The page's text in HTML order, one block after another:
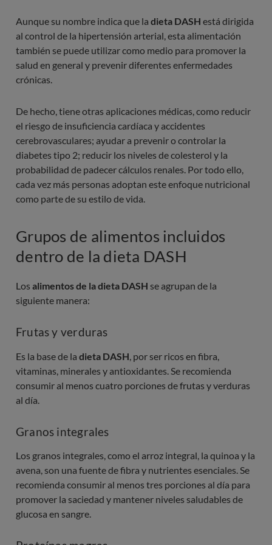
Aunque su nombre indica que la dieta DASH está dirigida
al control de la hipertensión arterial, esta alimentación
también se puede utilizar como medio para promover la
salud en general y prevenir diferentes enfermedades
crónicas.
De hecho, tiene otras aplicaciones médicas, como reducir
el riesgo de insuficiencia cardíaca y accidentes
cerebrovasculares; ayudar a prevenir o controlar la
diabetes tipo 2; reducir los niveles de colesterol y la
probabilidad de padecer cálculos renales. Por todo ello,
cada vez más personas adoptan este enfoque nutricional
como parte de su estilo de vida.
Grupos de alimentos incluidos
dentro de la dieta DASH
Los alimentos de la dieta DASH se agrupan de la
siguiente manera:
Frutas y verduras
Es la base de la dieta DASH , por ser ricos en fibra,
vitaminas, minerales y antioxidantes. Se recomienda
consumir al menos cuatro porciones de frutas y verduras
al día.
Granos integrales
Los granos integrales, como el arroz integral, la quinoa y la
avena, son una fuente de fibra y nutrientes esenciales. Se
recomienda consumir al menos tres porciones al día para
promover la saciedad y mantener niveles saludables de
glucosa en sangre.